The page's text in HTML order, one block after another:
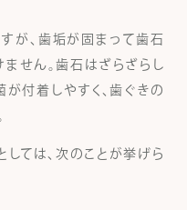
が、歯垢が固まって歯石
せん。歯石はざらざらし
付着しやすく、歯ぐきの
ては、次のことが挙げら